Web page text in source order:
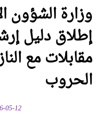
وزارة الشؤون
إطلاق دليل
مقابلات مع
الحروب
05-12